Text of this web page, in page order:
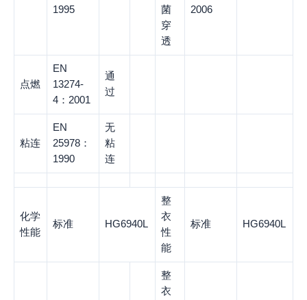
1995
菌
穿
透
2006
点燃
EN
13274-
4：2001
通
过
粘连
EN
25978：
1990
无
粘
连
化学
性能
标准 HG6940L
整
衣
性
能
标准 HG6940L
整
衣